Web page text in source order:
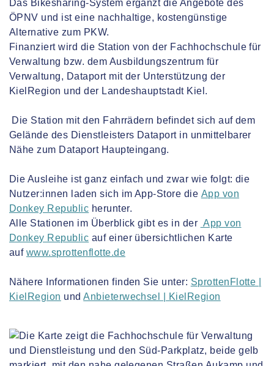
Das Bikesharing-System ergänzt die Angebote des
ÖPNV und ist eine nachhaltige, kostengünstige
Alternative zum PKW.
Finanziert wird die Station von der Fachhochschule für
Verwaltung bzw. dem Ausbildungszentrum für
Verwaltung, Dataport mit der Unterstützung der
KielRegion und der Landeshauptstadt Kiel.
Die Station mit den Fahrrädern befindet sich auf dem
Gelände des Dienstleisters Dataport in unmittelbarer
Nähe zum Dataport Haupteingang.
Die Ausleihe ist ganz einfach und zwar wie folgt: die
Nutzer:innen laden sich im App-Store die App von
Donkey Republic herunter.
Alle Stationen im Überblick gibt es in der App von
Donkey Republic auf einer übersichtlichen Karte
auf www.sprottenflotte.de
Nähere Informationen finden Sie unter: SprottenFlotte |
KielRegion undAnbieterwechsel | KielRegion